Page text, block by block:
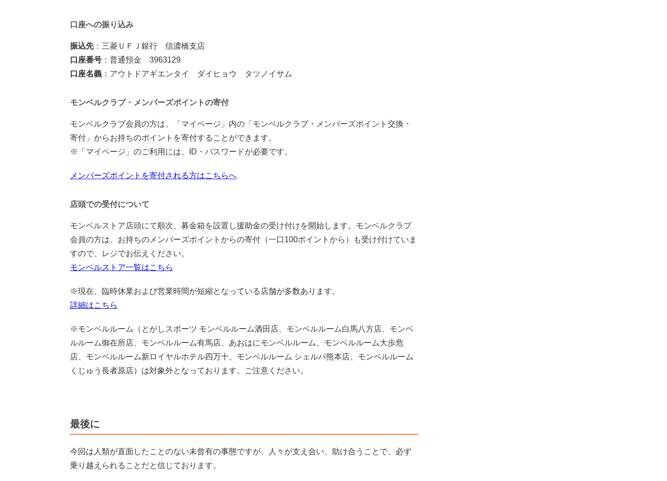
口座への振り込み
振込先：三菱ＵＦＪ銀行 信濃橋支店
口座番号 ：普通預金 3963129
口座名義 ：アウトドアギエンタイ ダイヒョウ タツノイサム
モンベルクラブ・メンバーズポイントの寄付
モンベルクラブ会員の方は、「マイページ」内の「モンベルクラブ・メンバーズポイント交換・
寄付」からお持ちのポイントを寄付することができます。
※「マイページ」のご利用には、ID・パスワードが必要です。
メンバーズポイントを寄付される方はこちらへ
店頭での受付について
モンベルストア店頭にて順次、募金箱を設置し援助金の受け付けを開始します。モンベルクラブ
会員の方は、お持ちのメンバーズポイントからの寄付（一口100ポイントから）も受け付けていま
すので、レジでお伝えください。
モンベルストア一覧はこちら
※現在、臨時休業および営業時間が短縮となっている店舗が多数あります。
詳細はこちら
※モンベルルーム（とがしスポーツ モンベルルーム酒田店、モンベルルーム白馬八方店、モンベ
ルルーム御在所店、モンベルルーム有馬店、あおはにモンベルルーム、モンベルルーム大歩危
店、モンベルルーム新ロイヤルホテル四万十、モンベルルーム シェルパ熊本店、モンベルルーム
くじゅう長者原店）は対象外となっております。ご注意ください。
最後に
今回は人類が直面したことのない未曾有の事態ですが、人々が支え合い、助け合うことで、必ず
乗り越えられることだと信じております。